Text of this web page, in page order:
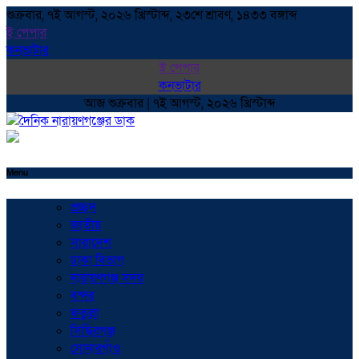
শুক্রবার, ৭ই আগস্ট, ২০২৬ খ্রিস্টাব্দ, ২৩শে শ্রাবণ, ১৪৩৩ বঙ্গাব্দ
ই পেপার
কনভাটার
ই পেপার
কনভাটার
আজ শুক্রবার | ৭ই আগস্ট, ২০২৬ খ্রিস্টাব্দ
Menu
প্রচ্ছদ
জাতীয়
সারাদেশ
ঢাকা বিভাগ
নারায়ণগঞ্জ সদর
বন্দর
ফতুল্লা
সিদ্ধিরগঞ্জ
সোনারগাঁও